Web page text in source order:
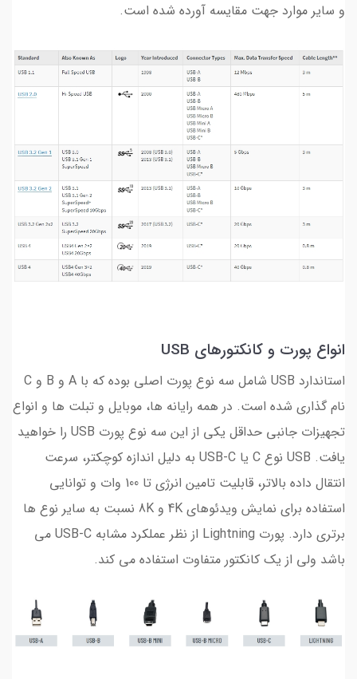
و سایر موارد جهت مقایسه آورده شده است.
انواع پورت و کانکتورهای USB
استاندارد USB شامل سه نوع پورت اصلی بوده که با A و B و C
نام گذاری شده است. در همه رایانه ها، موبایل و تبلت ها و انواع
تجهیزات جانبی حداقل یکی از این سه نوع پورت USB را خواهید
یافت. USB نوع C یا USB-C به دلیل اندازه کوچکتر، سرعت
انتقال داده بالاتر، قابلیت تامین انرژی تا 100 وات و توانایی
استفاده برای نمایش ویدئوهای 4K و 8K نسبت به سایر نوع ها
برتری دارد. پورت Lightning از نظر عملکرد مشابه USB-C می
باشد ولی از یک کانکتور متفاوت استفاده می کند.